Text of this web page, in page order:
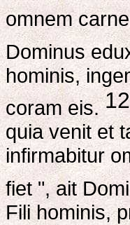
omnem
Dominus
hominis,
coram eis.12
quia venit et
infirmabitur
fiet ", ait
Fili hominis,